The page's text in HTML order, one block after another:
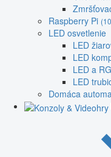
Raspberry Pi
LED osvetlenie
LED
LED
LED a
LED
Domáca